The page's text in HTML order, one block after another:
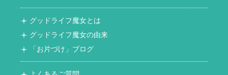
グッドライフ魔女とは
グッドライフ魔女の由来
「お片づけ」ブログ